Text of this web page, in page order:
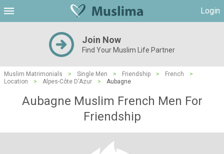
Login
Join Now
Find Your Muslim Life Partner
Muslim Matrimonials > Single Men > Friendship > French
>
Location
> Alpes-Côte D'Azur > Aubagne
Aubagne Muslim French Men For
Friendship